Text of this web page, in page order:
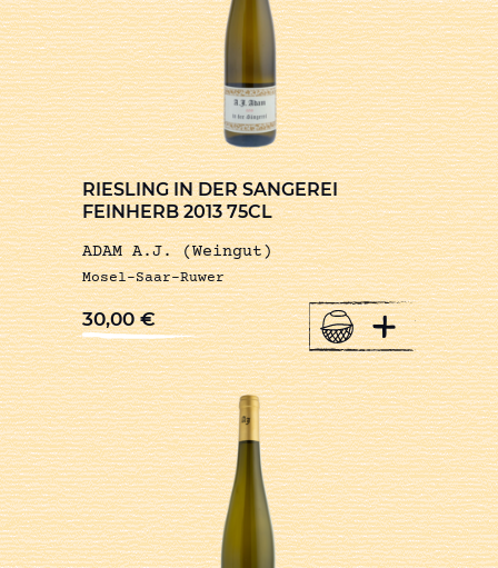
RIESLING IN DER SANGEREI
FEINHERB 2013 75CL
ADAM A.J. (Weingut)
Mosel-Saar-Ruwer
30,00€ +